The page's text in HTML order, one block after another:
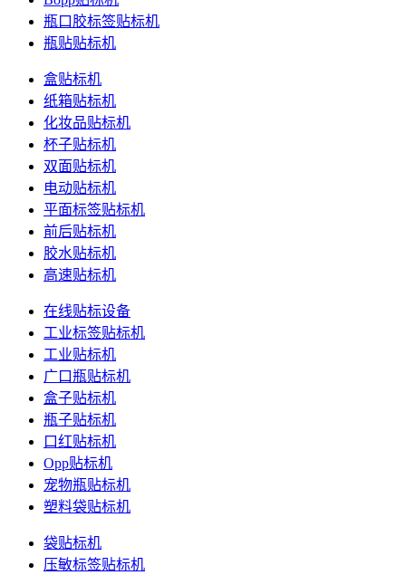
瓶口胶标签贴标机
瓶贴贴标机
盒贴标机
纸箱贴标机
化妆品贴标机
杯子贴标机
双面贴标机
电动贴标机
平面标签贴标机
前后贴标机
胶水贴标机
高速贴标机
在线贴标设备
工业标签贴标机
工业贴标机
广口瓶贴标机
盒子贴标机
瓶子贴标机
口红贴标机
Opp贴标机
宠物瓶贴标机
塑料袋贴标机
袋贴标机
压敏标签贴标机